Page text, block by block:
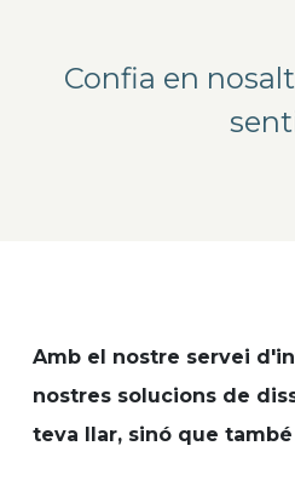
Confia en
Amb el nostre servei
nostres solucions de
teva llar, sinó que